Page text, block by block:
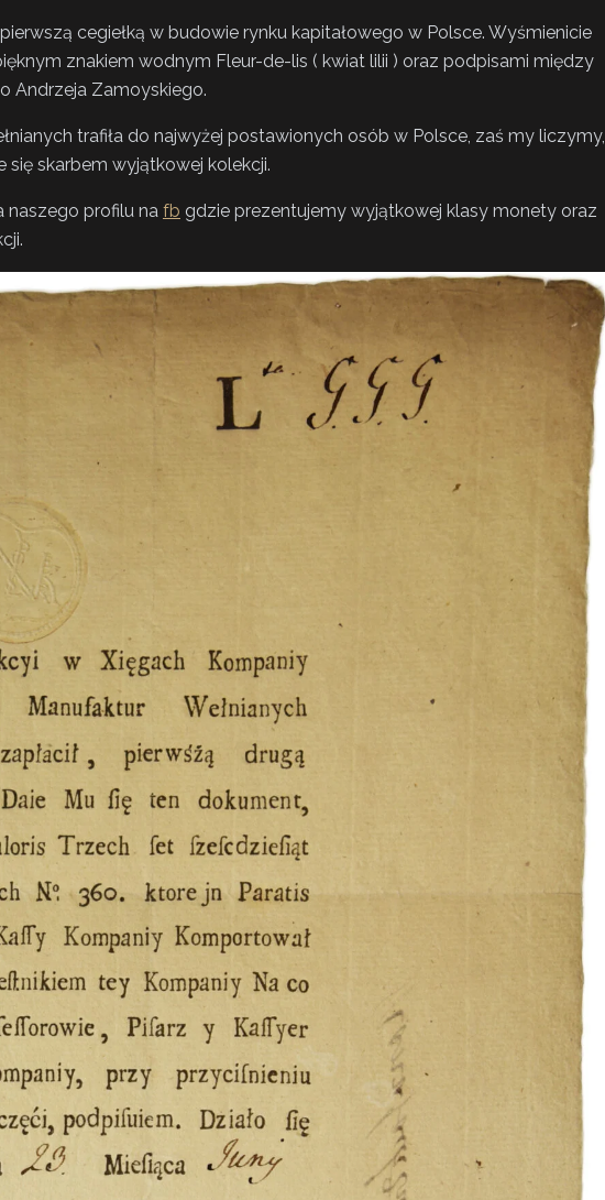
cegiełką w budowie rynku kapitałowego w Polsce. Wyśmienicie
znakiem wodnym Fleur-de-lis ( kwiat lilii ) oraz podpisami między
Andrzeja Zamoyskiego.
trafiła do najwyżej postawionych osób w Polsce, zaś my liczymy,
się skarbem wyjątkowej kolekcji.
naszego profilu na fb gdzie prezentujemy wyjątkowej klasy monety oraz